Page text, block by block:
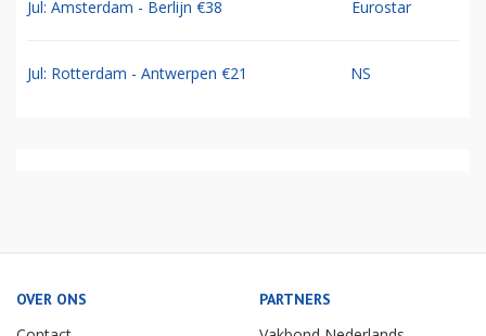
Jul: Amsterdam - Berlijn €38 Eurostar
Jul: Rotterdam - Antwerpen €21 NS
OVER ONS PARTNERS